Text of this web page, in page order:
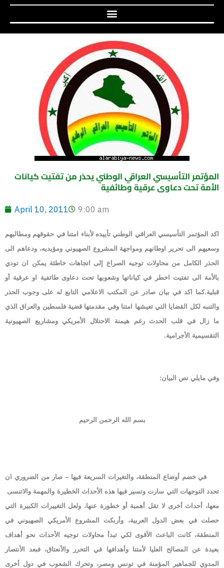
المؤتمر التأسيسي العراقي الوطني يحذر من تفتيت كيانات
الأمة تحت دعاوى عرقية وطائفية
April 10, 2011 9:00 am
اكد المؤتمر التأسيسي العراقي الوطني تأييده لأبناء امتنا في حقوقهم ومطالبهم
وسعيهم الى تحرير اوطانهم ومواجهة المشروع الصهيوني ومؤيديه، ودعاهم الى
الحذر الكامل من محاولات توجيه الصراع إلى اتجاهات خاطئة يمكن ان تودي
بالأمة الى تفتيت اخطر في كياناتها وشعوبها تحت دعاوى طائفية او عرقية أو
قبلية.كما اكد في بيان صادر عن المكتب الاعلامي التابع له على وجوب الحذر
والتنبه لكل القضايا التي تعيشها امتنا وفي مقدمتها قضية فلسطين والعراق الذي
ما زال في قلب الحدث رغم هيمنة الاحتلال الأمريكي ومشاريع الصهيونية
التقسيمية الأجرامية.
وفي مايلي نص البيان:
بسم الله الرحمن الرحيم
في خضم أوضاع المنطقة، والتغيرات السريعة فيها – صار من الضروري ان
تحدد التوجهات التي سارت وتسير فيها هذه الأحداث الخطيرة والمهمة والاتنسى
معها، أحداث أخرى لا تقل أهمية أو خطورة عنها، ولعل التغييرات الكبيرة التي
حصلت في بعض الدول العربية، وأربكت المشروع الأمريكي الصهيوني في
المنطقة، كانت الباعث الأقوى لكي تبدأ محاولات توجيه الأحداث نحو أهداف
بعيدة عن المصالح العليا لأمتنا وأهدافها في التحرر والأنعتاق، فبعد الأنتصار
المدوي للجماهير المؤمنة في تونس ومصر، وتحرك الشعوب في دول أخرى